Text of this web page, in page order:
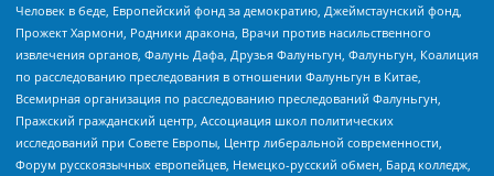
Человек в беде, Европейский фонд за демократию, Джеймстаунский фонд,
Прожект Хармони, Родники дракона, Врачи против насильственного
извлечения органов, Фалунь Дафа, Друзья Фалуньгун, Фалуньгун, Коалиция
по расследованию преследования в отношении Фалуньгун в Китае,
Всемирная организация по расследованию преследований Фалуньгун,
Пражский гражданский центр, Ассоциация школ политических
исследований при Совете Европы, Центр либеральной современности,
Форум русскоязычных европейцев, Немецко-русский обмен, Бард колледж,